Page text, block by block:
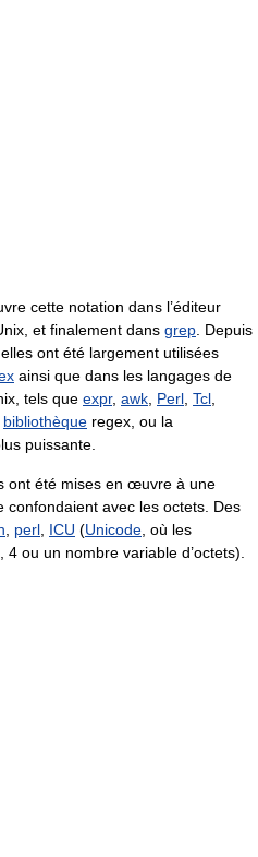
cette notation dans l’éditeur
et finalement dans grep. Depuis
ont été largement utilisées
ainsi que dans les langages de
tels que expr, awk, Perl, Tcl,
bibliothèque regex, ou la
puissante.
ont été mises en œuvre à une
confondaient avec les octets. Des
, perl, ICU (Unicode, où les
ou un nombre variable d’octets).